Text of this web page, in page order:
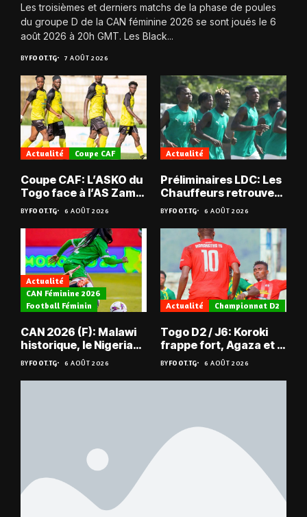
Les troisièmes et derniers matchs de la phase de poules
du groupe D de la CAN féminine 2026 se sont joués le 6
août 2026 à 20h GMT. Les Black...
BYFOOT.TG 7 AOÛT 2026
Actualité Coupe CAF
Coupe CAF: L’ASKO du
Togo face à l’AS Zam
du Niger
BYFOOT.TG 6 AOÛT 2026
Actualité
Préliminaires LDC: Les
Chauffeurs retrouvent
les Mimos
BYFOOT.TG 6 AOÛT 2026
Actualité
CAN Féminine 2026
Football Féminin
CAN 2026 (F): Malawi
historique, le Nigeria
sauvé, la Zambie
éliminée
BYFOOT.TG 6 AOÛT 2026
Actualité Championnat D2
Togo D2 / J6: Koroki
frappe fort, Agaza et la
JCA assurent,
suspense avant Sara
FC – Doumbé FC
BYFOOT.TG 6 AOÛT 2026